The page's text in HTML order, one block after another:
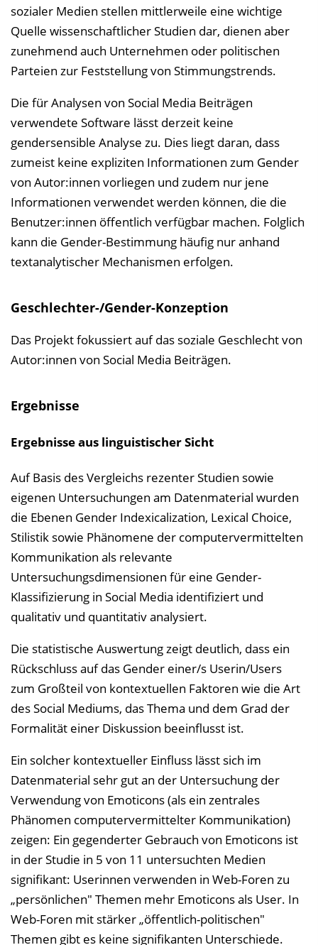
sozialer Medien stellen mittlerweile eine wichtige
Quelle wissenschaftlicher Studien dar, dienen aber
zunehmend auch Unternehmen oder politischen
Parteien zur Feststellung von Stimmungstrends.
Die für Analysen von Social Media Beiträgen
verwendete Software lässt derzeit keine
gendersensible Analyse zu. Dies liegt daran, dass
zumeist keine expliziten Informationen zum Gender
von Autor:innen vorliegen und zudem nur jene
Informationen verwendet werden können, die die
Benutzer:innen öffentlich verfügbar machen. Folglich
kann die Gender-Bestimmung häufig nur anhand
textanalytischer Mechanismen erfolgen.
Geschlechter-/Gender-Konzeption
Das Projekt fokussiert auf das soziale Geschlecht von
Autor:innen von Social Media Beiträgen.
Ergebnisse
Ergebnisse aus linguistischer Sicht
Auf Basis des Vergleichs rezenter Studien sowie
eigenen Untersuchungen am Datenmaterial wurden
die Ebenen Gender Indexicalization, Lexical Choice,
Stilistik sowie Phänomene der computervermittelten
Kommunikation als relevante
Untersuchungsdimensionen für eine Gender-
Klassifizierung in Social Media identifiziert und
qualitativ und quantitativ analysiert.
Die statistische Auswertung zeigt deutlich, dass ein
Rückschluss auf das Gender einer/s Userin/Users
zum Großteil von kontextuellen Faktoren wie die Art
des Social Mediums, das Thema und dem Grad der
Formalität einer Diskussion beeinflusst ist.
Ein solcher kontextueller Einfluss lässt sich im
Datenmaterial sehr gut an der Untersuchung der
Verwendung von Emoticons (als ein zentrales
Phänomen computervermittelter Kommunikation)
zeigen: Ein gegenderter Gebrauch von Emoticons ist
in der Studie in 5 von 11 untersuchten Medien
signifikant: Userinnen verwenden in Web-Foren zu
„persönlichen" Themen mehr Emoticons als User. In
Web-Foren mit stärker „öffentlich-politischen"
Themen gibt es keine signifikanten Unterschiede.